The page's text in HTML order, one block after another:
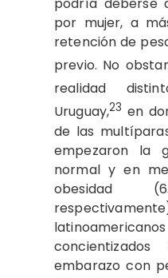
por mujer, a
retención de
previo. No
realidad
Uruguay,23 en
de las
empezaron la
normal y en
obesidad
embarazo con